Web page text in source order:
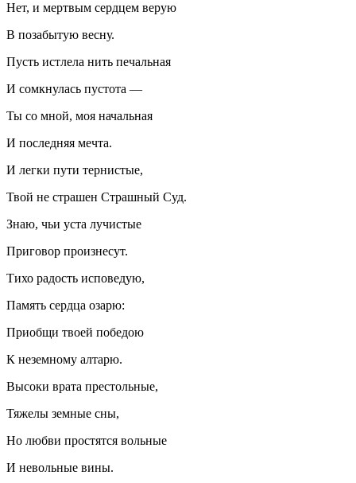
Нет, и мертвым сердцем верую
В позабытую весну.
Пусть истлела нить печальная
И сомкнулась пустота —
Ты со мной, моя начальная
И последняя мечта.
И легки пути тернистые,
Твой не страшен Страшный Суд.
Знаю, чьи уста лучистые
Приговор произнесут.
Тихо радость исповедую,
Память сердца озарю:
Приобщи твоей победою
К неземному алтарю.
Высоки врата престольные,
Тяжелы земные сны,
Но любви простятся вольные
И невольные вины.